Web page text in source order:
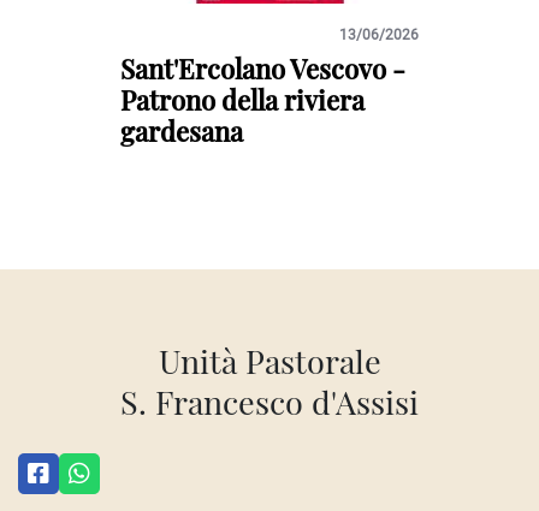
13/06/2026
Sant'Ercolano Vescovo -
Patrono della riviera
gardesana
Unità Pastorale
S. Francesco d'Assisi